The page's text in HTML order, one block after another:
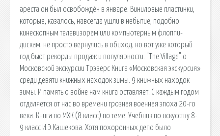
ареста он был освобождён в январе. Виниловые пластинки,
которые, казалось, навсегда ушли в небытие, подобно
кинескопным телевизорам или компьютерным флоппи-
дискам, не просто вернулись в обиход, но вот уже который
год бьют рекорды продаж и популярности. "The Village" о
Московской экскурсии Трэверс Книга «Московская экскурсия»
среди девяти книжных находок зимы. 9 книжных находок
зимы. И память о войне нам книга оставляет. С каждым годом
отдаляется от нас во времени грозная военная эпоха 20-го
века. Книга по МХК (8 класс) по теме: Учебник по искусству 8-
9 класс И.Э.Кашекова. Хотя похоронных депо было